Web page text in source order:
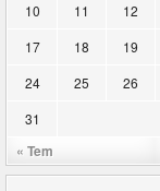
« Tem
10
11 12
17
18 19
24
25 26
31